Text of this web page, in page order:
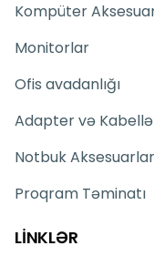
Kompüter
Monitorlar
Ofis avadanlığı
Adapter və
Notbuk
Proqram Təminatı
LİNKLƏR